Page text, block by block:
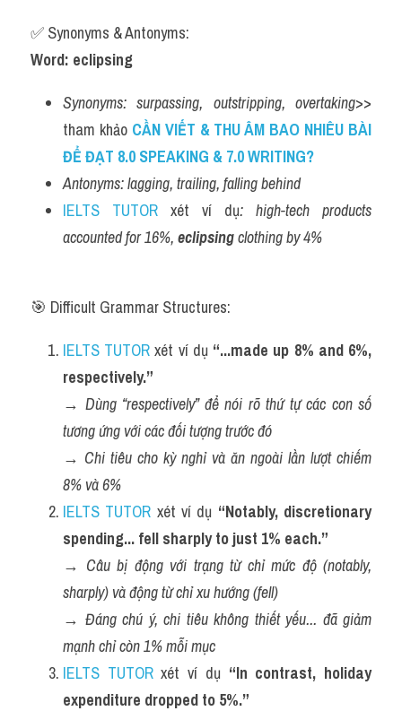
✅ Synonyms & Antonyms:
Word: eclipsing
Synonyms: surpassing, outstripping, overtaking>>
tham khảo CẦN VIẾT & THU ÂM BAO NHIÊU BÀI
ĐỂ ĐẠT 8.0 SPEAKING & 7.0 WRITING?
Antonyms:lagging, trailing, falling behind
IELTS TUTOR xét ví dụ: high-tech products
accounted for 16%, eclipsing clothing by 4%
🎯 Difficult Grammar Structures:
IELTS TUTOR xét ví dụ “...made up 8% and 6%,
respectively.”
→ Dùng “respectively” để nói rõ thứ tự các con số
tương ứng với các đối tượng trước đó
→ Chi tiêu cho kỳ nghỉ và ăn ngoài lần lượt chiếm
8% và 6%
IELTS TUTOR xét ví dụ “Notably, discretionary
spending... fell sharply to just 1% each.”
→ Câu bị động với trạng từ chỉ mức độ (notably,
sharply) và động từ chỉ xu hướng (fell)
→ Đáng chú ý, chi tiêu không thiết yếu... đã giảm
mạnh chỉ còn 1% mỗi mục
IELTS TUTOR xét ví dụ “In contrast, holiday
expenditure dropped to 5%.”